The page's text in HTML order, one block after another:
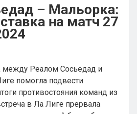
– Мальорка:
на матч 27
между Реалом Сосьедад и
помогла подвести
противостояния команд из
в Ла Лиге прервала